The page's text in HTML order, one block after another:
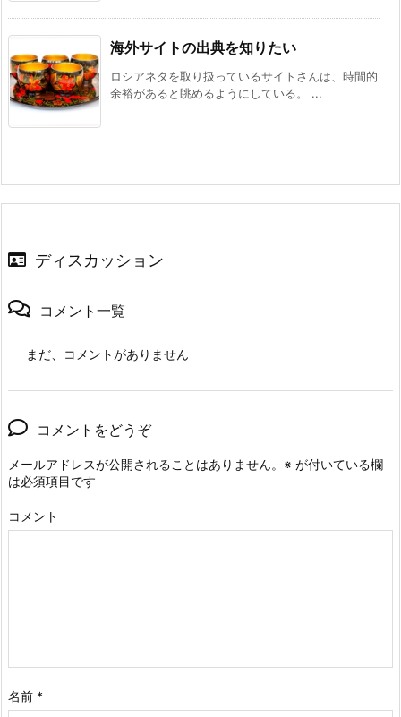
海外サイトの出典を知りたい
ロシアネタを取り扱っているサイトさんは、時間的
余裕があると眺めるようにしている。 ...
ディスカッション
コメント一覧
まだ、コメントがありません
コメントをどうぞ
メールアドレスが公開されることはありません。 ※ が付いている欄
は必須項目です
コメント
名前 *